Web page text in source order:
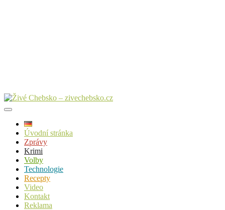
Úvodní stránka
Zprávy
Krimi
Volby
Technologie
Recepty
Video
Kontakt
Reklama